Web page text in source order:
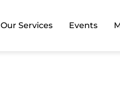
Our Services Events